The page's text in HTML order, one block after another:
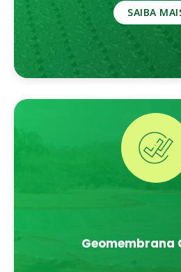
SAIBA
Geomembrana